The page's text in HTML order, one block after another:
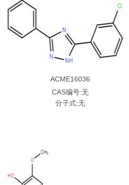
ACME16036
CAS编号:无
分子式:无